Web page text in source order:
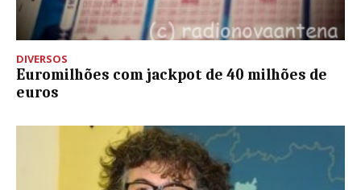
DIVERSOS
Euromilhões com jackpot de 40 milhões de
euros